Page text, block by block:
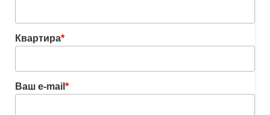
Квартира*
Ваш e-mail *